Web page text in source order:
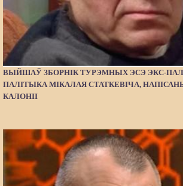
ВЫЙШАЎ ЗБОРНІК ТУРЭМНЫХ ЭСЭ ЭКС-
ПАЛІТЫКА МІКАЛАЯ СТАТКЕВІЧА,
КАЛОНІІ